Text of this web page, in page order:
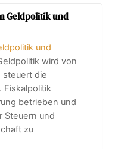
Geldpolitik und
und
wird von
steuert die
Fiskalpolitik
betrieben und
Steuern und
zu